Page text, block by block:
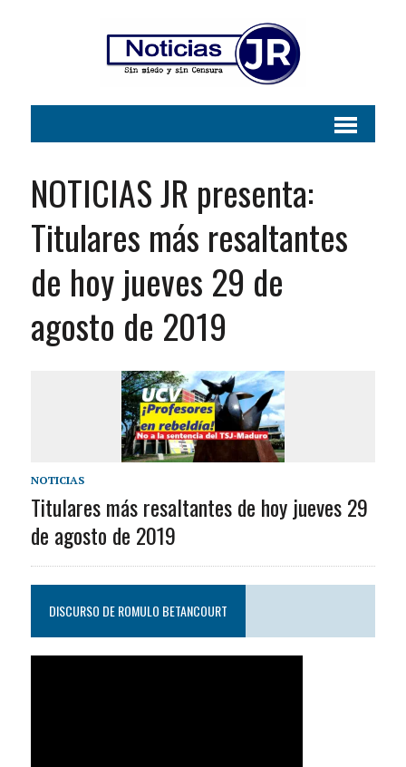
NOTICIAS JR presenta:
Titulares más resaltantes
de hoy jueves 29 de
agosto de 2019
NOTICIAS
Titulares más resaltantes de hoy jueves 29
de agosto de 2019
DISCURSO DE ROMULO BETANCOURT